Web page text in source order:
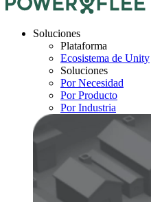
Soluciones
Plataforma
Ecosistema de Unity
Soluciones
Por Necesidad
Por Producto
Por Industria